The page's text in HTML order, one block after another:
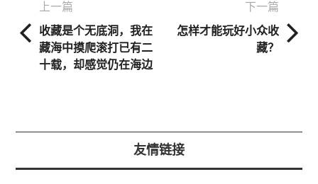
上一篇
收藏是个无底洞，我在
藏海中摸爬滚打已有二
十载，却感觉仍在海边
下一篇
怎样才能玩好小众收
藏？
友情链接